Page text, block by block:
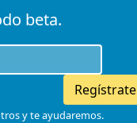
beta.
Regístrate
y te ayudaremos.